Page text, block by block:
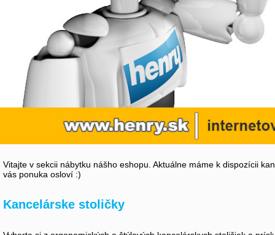
Vitajte v sekcii nábytku nášho eshopu. Aktuálne máme k dispozícii
vás ponuka osloví :)
Kancelárske stoličky